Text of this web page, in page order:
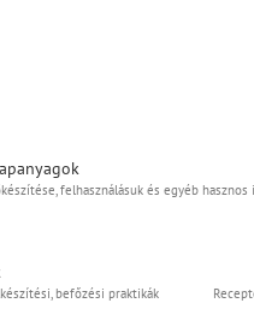
felhasználásuk és egyéb
befőzési praktikák